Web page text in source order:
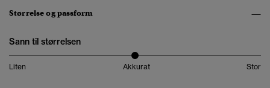
Størrelse og passform
Sann til størrelsen
Liten Akkurat Stor